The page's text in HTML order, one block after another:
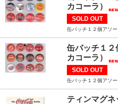
カコーラ）
SOLD OUT
缶バッチ１２個アソー
缶バッチ１２
カコーラ）
SOLD OUT
缶バッチ１２個アソー
ティンマグネ